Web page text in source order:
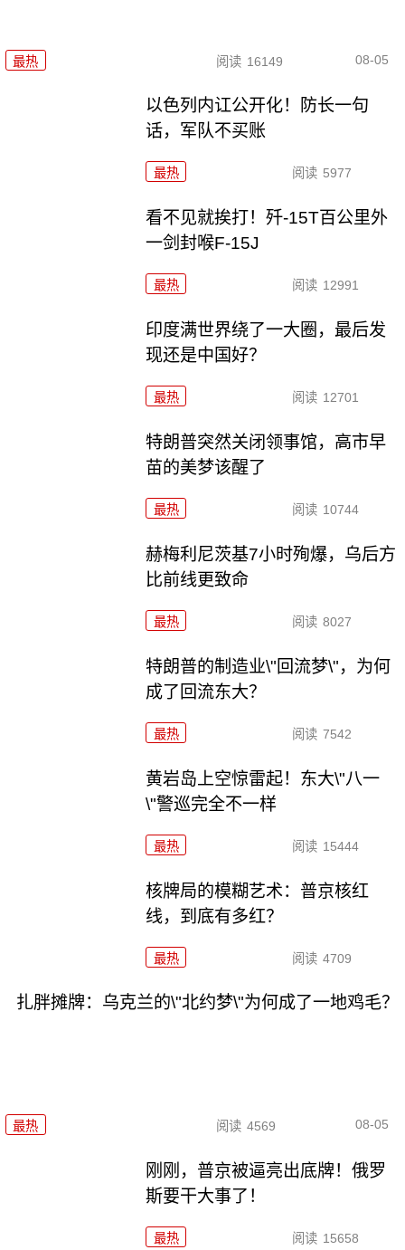
最热 阅读 16149 08-05
以色列内讧公开化！防长一句
话，军队不买账
最热 阅读 5977
看不见就挨打！歼-15T百公里外
一剑封喉F-15J
最热 阅读 12991
印度满世界绕了一大圈，最后发
现还是中国好？
最热 阅读 12701
特朗普突然关闭领事馆，高市早
苗的美梦该醒了
最热 阅读 10744
赫梅利尼茨基7小时殉爆，乌后方
比前线更致命
最热 阅读 8027
特朗普的制造业\"回流梦\"，为何
成了回流东大？
最热 阅读 7542
黄岩岛上空惊雷起！东大\"八一
\"警巡完全不一样
最热 阅读 15444
核牌局的模糊艺术：普京核红
线，到底有多红？
最热 阅读 4709
扎胖摊牌：乌克兰的\"北约梦\"为何成了一地鸡毛？
最热 阅读 4569 08-05
刚刚，普京被逼亮出底牌！俄罗
斯要干大事了！
最热 阅读 15658